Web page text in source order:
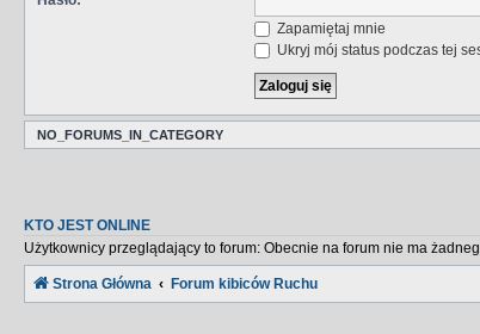
Zapamiętaj mnie
Ukryj mój status podczas tej
NO_FORUMS_IN_CATEGORY
KTO JEST ONLINE
Użytkownicy przeglądający to forum: Obecnie na forum nie ma
Strona Główna Forum kibiców Ruchu